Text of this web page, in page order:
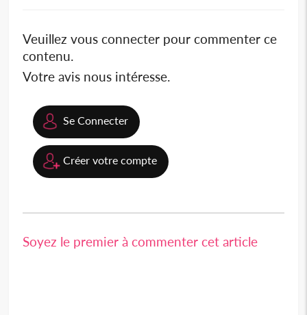
Veuillez vous connecter pour commenter ce
contenu.
Votre avis nous intéresse.
Se Connecter
Créer votre compte
Soyez le premier à commenter cet article